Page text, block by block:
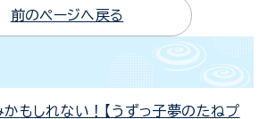
前のページへ戻る
もしれない！【うずっ子夢のたねプ